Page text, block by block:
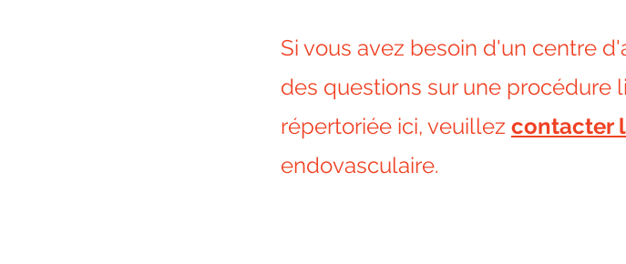
Si vous avez besoin d'un centre
des questions sur une procédure
répertoriée ici, veuillez contacter
endovasculaire.